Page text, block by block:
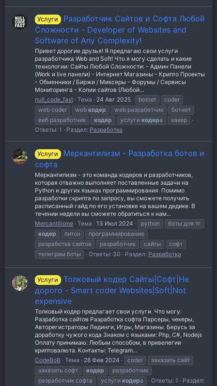
Услуги
Разработчик Сайтов и Софта Любой
Сложности - Developer of Websites and
Software of Any Complexity!
Привет дорогие друзья! Я предлагаю свои услуги
разработчика Web and Soft! Что я могу сделать и какие
технологии: Сайты Любой Сложности: - Админ Панели
(Work и live панели) - Интернет Магазины - Крипто Проекты
- Обменники / Биржи / Миксеры - Форумы / Сервисы
Мониторинга - Копии сайтов (Любой...
null_code_fast Тема 24 Авг 2025 botnet
coder
web coder
web кодер web разработчик
ботнет
веб разработчик
кодер услуги кодера
хакер
Ответы: 1
Раздел: Разработка
Услуги
Меркантилизм - Разработка ботов и
софта
Меркантилизм - это команда кодеров и разработчиков,
которая отважно выполняет поставленные задачи на
Python и других языках программирования. Помимо
разработки скрипта по запросу, вы сможете получить
расписанный гайд по его установке на вашем дедике. В
течении недели вы сможете обратиться к нам...
Mercantilisme Тема 13 Июл 2024 python
боты для тг
кодер
питон
программирование
разработка сайтов
разработчик сайты
софт
телеграм боты
Ответы: 30 Раздел: Разработка
Услуги
Толковый кодер Сайты|Софт|Не
дорого - Smart coder Websites|Soft|Not
expensive
Толковый кодер предлагает свои услуги. Что могу:
Разработка сайтов Разработка софта Парсеры, чекеры,
Авторегистраторы Лединги, Игры, Магазины. Берусь за
доработку чужого кода Знаком с языками: Php, C#, Nodejs
Оплату принимаю: Любым способом, в привелегии
криптовалюта. Контакты: Telegram...
CodeBoB
Тема 28 Фев 2024 coder
заказать сайт
заказать софт
кодер
разработчик
разработчик софта
услуги кодера Ответы: 1
Раздел: